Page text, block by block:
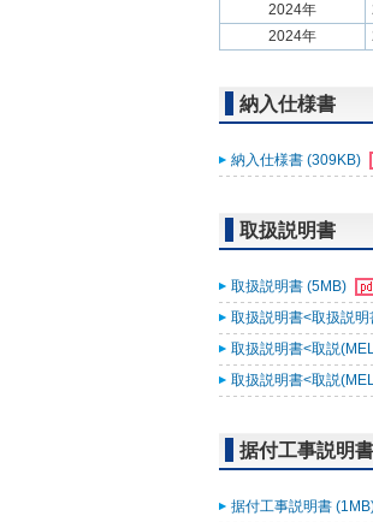
2024年
2024年
納入仕様書
納入仕様書 (309KB)
取扱説明書
取扱説明書 (5MB)
取扱説明書<取扱説
取扱説明書<取説
取扱説明書<取説
据付工事説明書
据付工事説明書